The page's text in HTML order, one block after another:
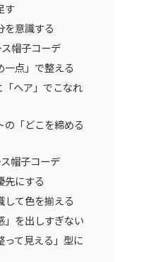
す
を意識する
帽子コーデ
一点」で整える
「ヘア」でこなれ
の「どこを締める
帽子コーデ
先にする
して色を揃える
」を出しすぎない
て見える」型に